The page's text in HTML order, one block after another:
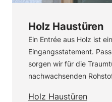
Holz Haustüren
Ein Entrée aus Holz ist
Eingangsstatement.
sorgen wir für die
nachwachsenden
Holz Haustüren